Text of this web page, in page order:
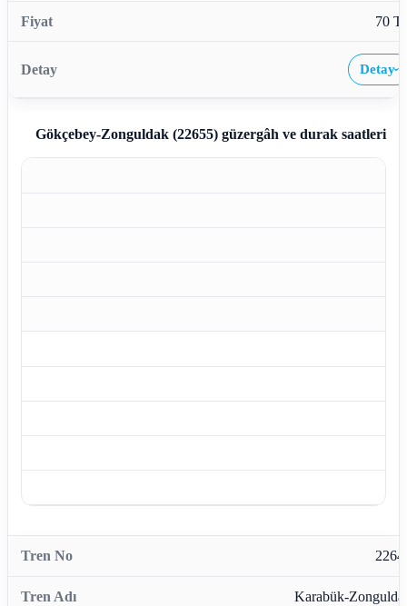
70
Detay›
Gökçebey-Zonguldak (22655)güzergâh ve durak saatleri
Karabük-